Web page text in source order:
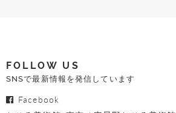
FOLLOW US
SNSで最新情報を発信しています
Facebook